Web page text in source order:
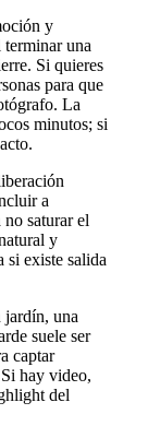
y
una
Si quieres
para que
La
minutos; si
a
saturar el
y
si existe salida
jardín, una
suele ser
captar
hay video,
del